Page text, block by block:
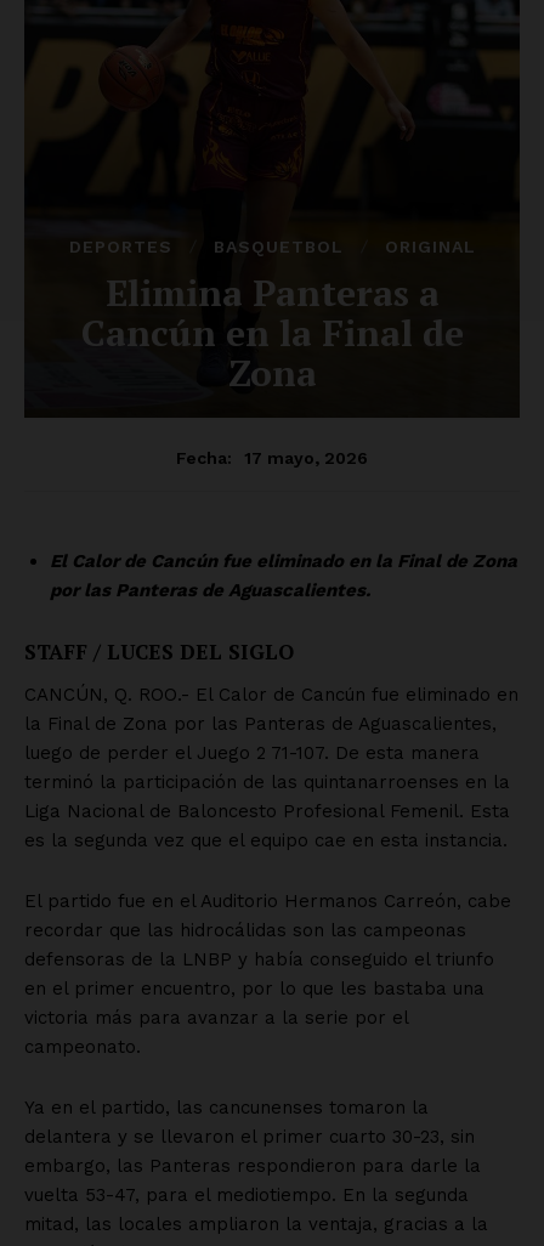
SUSCRÍBETE AHORA
Empresa
Nosotros
Contacto
Política de privacidad
Políticas del Sitio
Información Propietaria / Financiación
Mi cuenta